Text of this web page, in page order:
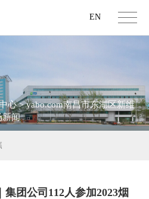
EN
心>yabo.com南昌市东湖区新维
新闻
团公司112人参加2023烟